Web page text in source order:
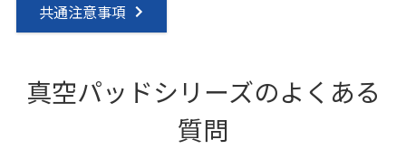
共通注意事項
真空パッドシリーズのよくある
質問